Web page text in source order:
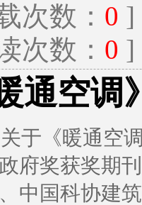
次数： 0 ]
次数： 0 ]
暖通空
于《暖通空
府奖获奖期
中国科协建